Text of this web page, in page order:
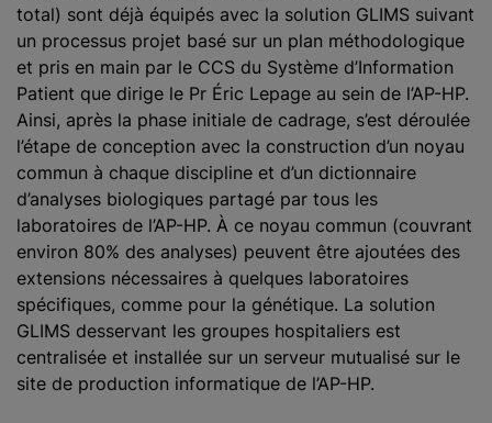
total) sont déjà équipés avec la solution GLIMS suivant
un processus projet basé sur un plan méthodologique
et pris en main par le CCS du Système d’Information
Patient que dirige le Pr Éric Lepage au sein de l’AP-HP.
Ainsi, après la phase initiale de cadrage, s’est déroulée
l’étape de conception avec la construction d’un noyau
commun à chaque discipline et d’un dictionnaire
d’analyses biologiques partagé par tous les
laboratoires de l’AP-HP. À ce noyau commun (couvrant
environ 80% des analyses) peuvent être ajoutées des
extensions nécessaires à quelques laboratoires
spécifiques, comme pour la génétique. La solution
GLIMS desservant les groupes hospitaliers est
centralisée et installée sur un serveur mutualisé sur le
site de production informatique de l’AP-HP.